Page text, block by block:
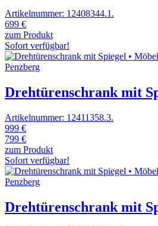
Artikelnummer: 12408344.1.
699 €
zum Produkt
Sofort verfügbar!
Drehtürenschrank mit
Artikelnummer: 12411358.3.
999 €
799 €
zum Produkt
Sofort verfügbar!
Drehtürenschrank mit